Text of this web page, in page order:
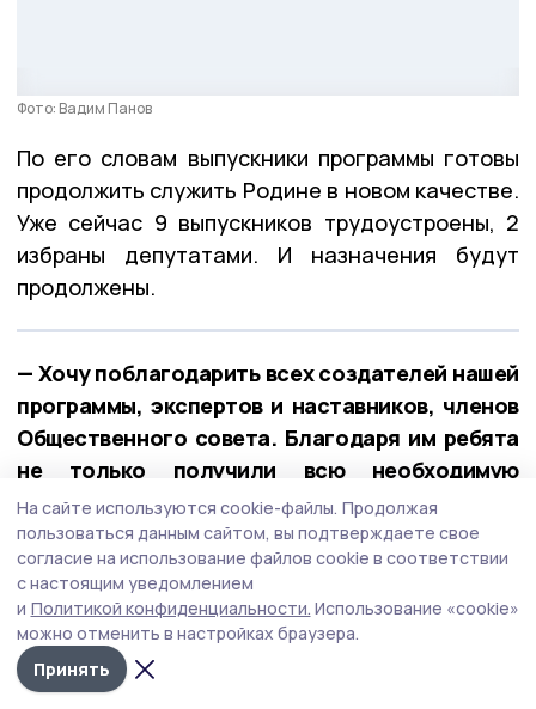
Фото: Вадим Панов
По его словам выпускники программы готовы
продолжить служить Родине в новом качестве.
Уже сейчас 9 выпускников трудоустроены, 2
избраны депутатами. И назначения будут
продолжены.
— Хочу поблагодарить всех создателей нашей
программы, экспертов и наставников, членов
Общественного совета. Благодаря им ребята
не только получили всю необходимую
информацию, но и приобрели ценный
практический опыт, — отметил губернатор.
Сохранение исторической памяти
Глава области в завершение недели провёл
первое заседание Попечительского совета
На сайте используются cookie-файлы. Продолжая
пользоваться данным сайтом, вы подтверждаете свое
согласие на использование файлов cookie в соответствии
с настоящим уведомлением
и Политикой конфиденциальности. Использование «cookie»
можно отменить в настройках браузера.
Принять